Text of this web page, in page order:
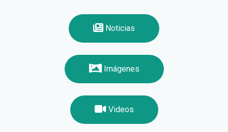
Noticias
Imágenes
Videos